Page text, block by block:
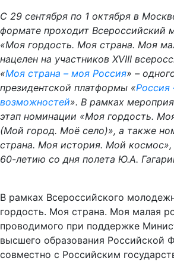
С 29 сентября по 1 октября в
формате проходит
«Моя гордость. Моя страна. Моя
нацелен на участников XVIII
«Моя страна – моя Россия» –
президентской платформы «Россия
возможностей». В рамках
этап номинации «Моя гордость.
(Мой город. Моё село)», а также
страна. Моя история. Мой космос»,
60-летию со дня полета Ю.А.
В рамках Всероссийского
гордость. Моя страна. Моя малая
проводимого при поддержке
высшего образования Российской
совместно с Российским